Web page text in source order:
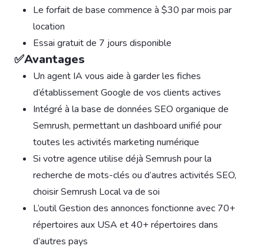
Le forfait de base commence à $30 par mois par
location
Essai gratuit de 7 jours disponible
✅Avantages
Un agent IA vous aide à garder les fiches
d’établissement Google de vos clients actives
Intégré à la base de données SEO organique de
Semrush, permettant un dashboard unifié pour
toutes les activités marketing numérique
Si votre agence utilise déjà Semrush pour la
recherche de mots-clés ou d’autres activités SEO,
choisir Semrush Local va de soi
L’outil Gestion des annonces fonctionne avec 70+
répertoires aux USA et 40+ répertoires dans
d’autres pays